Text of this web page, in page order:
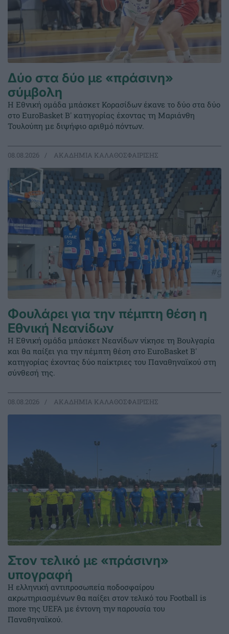
Δύο στα δύο με «πράσινη»
σύμβολη
Η Εθνική ομάδα μπάσκετ Κορασίδων έκανε το δύο στα δύο
στο EuroBasket Β' κατηγορίας έχοντας τη Μαριάνθη
Τουλούπη με διψήφιο αριθμό πόντων.
08.08.2026 ΑΚΑΔΗΜΙΑ ΚΑΛΑΘΟΣΦΑΙΡΙΣΗΣ
Φουλάρει για την πέμπτη θέση η
Εθνική Νεανίδων
Η Εθνική ομάδα μπάσκετ Νεανίδων νίκησε τη Βουλγαρία
και θα παίξει για την πέμπτη θέση στο EuroBasket Β'
κατηγορίας έχοντας δύο παίκτριες του Παναθηναϊκού στη
σύνθεσή της.
08.08.2026 ΑΚΑΔΗΜΙΑ ΚΑΛΑΘΟΣΦΑΙΡΙΣΗΣ
Στον τελικό με «πράσινη»
υπογραφή
Η ελληνική αντιπροσωπεία ποδοσφαίρου
ακρωτηριασμένων θα παίξει στον τελικό του Football is
more της UEFA με έντονη την παρουσία του
Παναθηναϊκού.